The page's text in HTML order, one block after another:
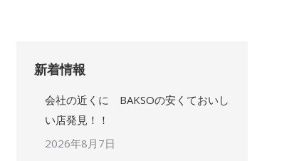
新着情報
会社の近くに BAKSOの安くておいし
い店発見！！
2026年8月7日